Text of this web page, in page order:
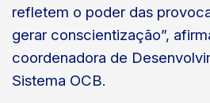
refletem o poder das
gerar conscientização”,
coordenadora de
Sistema OCB.